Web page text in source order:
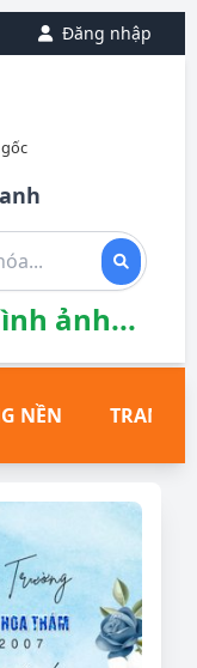
Đăng nhập
ảnh...
NỀN TRANH